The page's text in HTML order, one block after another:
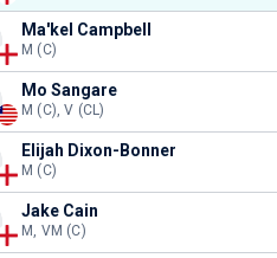
Ma'kel Campbell
M (C)
Mo Sangare
M (C), V (CL)
Elijah Dixon-Bonner
M (C)
Jake Cain
M, VM (C)